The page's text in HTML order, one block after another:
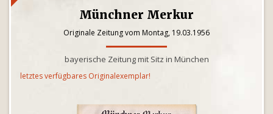
Münchner Merkur
Originale Zeitung vom Montag, 19.03.1956
bayerische Zeitung mit Sitz in München
letztes verfügbares Originalexemplar!